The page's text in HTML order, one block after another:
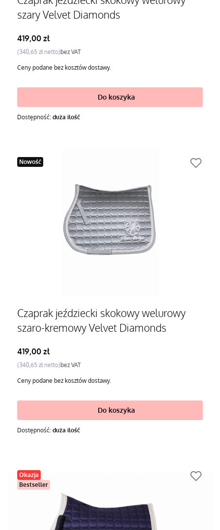
szary Velvet Diamonds
Cena
419,00 zł
Cena
340,65 zł bez VAT
Ceny podane bez kosztów dostawy.
Do koszyka
Dostępność: duża ilość
Nowość
Czaprak jeździecki skokowy welurowy
szaro-kremowy Velvet Diamonds
Cena
419,00 zł
Cena
340,65 zł bez VAT
Ceny podane bez kosztów dostawy.
Do koszyka
Dostępność: duża ilość
Okazja
Bestseller